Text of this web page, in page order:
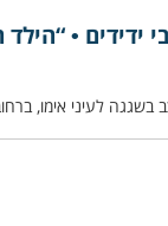
ידידים •